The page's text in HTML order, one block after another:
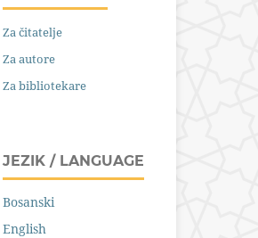
Za čitatelje
Za autore
Za bibliotekare
JEZIK / LANGUAGE
Bosanski
English